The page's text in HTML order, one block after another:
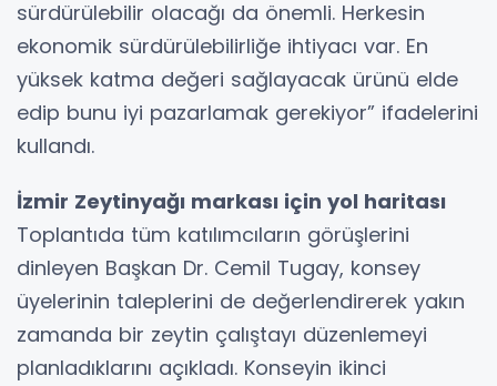
sürdürülebilir olacağı da önemli. Herkesin
ekonomik sürdürülebilirliğe ihtiyacı var. En
yüksek katma değeri sağlayacak ürünü elde
edip bunu iyi pazarlamak gerekiyor” ifadelerini
kullandı.
İzmir Zeytinyağı markası için yol haritası
Toplantıda tüm katılımcıların görüşlerini
dinleyen Başkan Dr. Cemil Tugay, konsey
üyelerinin taleplerini de değerlendirerek yakın
zamanda bir zeytin çalıştayı düzenlemeyi
planladıklarını açıkladı. Konseyin ikinci